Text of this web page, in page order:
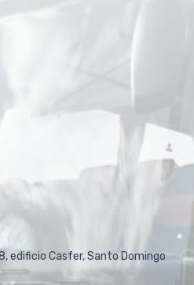
edificio Casfer, Santo Domingo